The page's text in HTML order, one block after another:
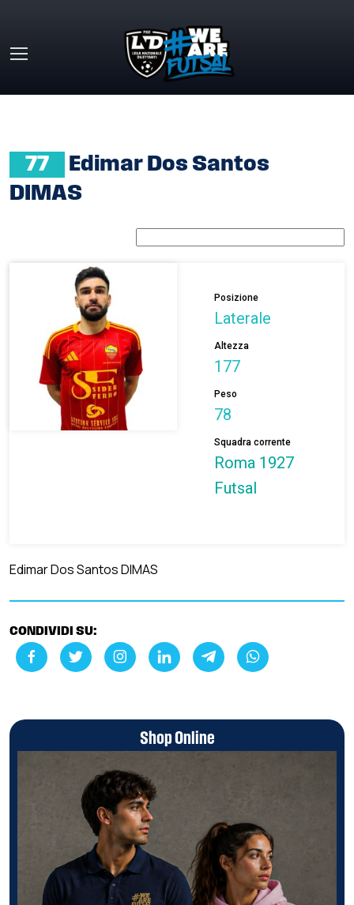
77
Edimar Dos Santos
DIMAS
Posizione
Laterale
Altezza
177
Peso
78
Squadra corrente
Roma 1927
Futsal
Edimar Dos Santos DIMAS
CONDIVIDI SU:
Shop Online